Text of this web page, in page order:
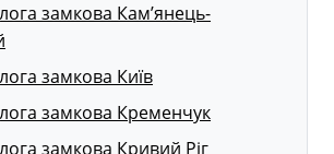
замкова Кам’янець-
замкова Київ
замкова Кременчук
замкова Кривий Ріг